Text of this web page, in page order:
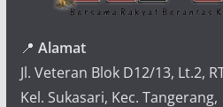
📍 Alamat
Jl. Veteran Blok D12/13, Lt.2,
Kel. Sukasari, Kec. Tangerang,